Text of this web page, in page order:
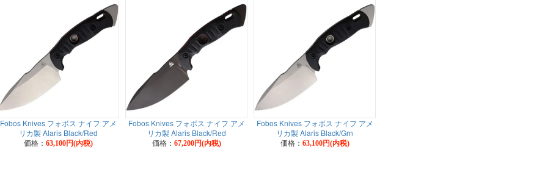
Fobos Knives フォボス ナイフ アメ
リカ製 Alaris Black/Red
価格： 63,100円(内税)
Fobos Knives フォボス ナイフ アメ
リカ製 Alaris Black/Red
価格： 67,200円(内税)
Fobos Knives フォボス ナイフ アメ
リカ製 Alaris Black/Grn
価格： 63,100円(内税)